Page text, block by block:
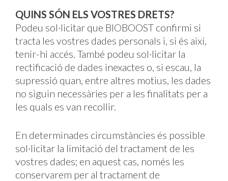
QUINS SÓN ELS VOSTRES DRETS?
Podeu sol·licitar que BIOBOOST confirmi si
tracta les vostres dades personals i, si és així,
tenir-hi accés. També podeu sol·licitar la
rectificació de dades inexactes o, si escau, la
supressió quan, entre altres motius, les dades
no siguin necessàries per a les finalitats per a
les quals es van recollir.
En determinades circumstàncies és possible
sol·licitar la limitació del tractament de les
vostres dades; en aquest cas, només les
conservarem per al tractament de